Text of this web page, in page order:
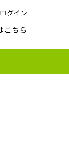
ログイン
こちら